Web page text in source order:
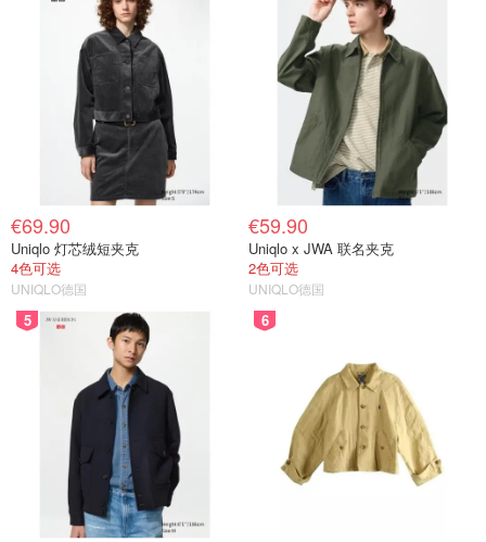
€69.90
Uniqlo 灯芯绒短夹克
4色可选
UNIQLO德国
€59.90
Uniqlo x JWA 联名夹克
2色可选
UNIQLO德国
5 6